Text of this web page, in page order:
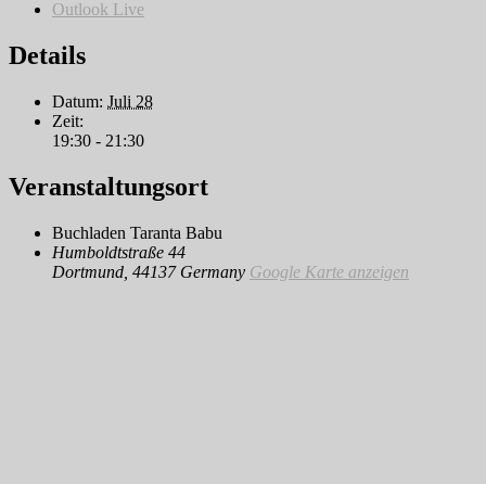
Outlook Live
Details
Datum: Juli 28
Zeit:
19:30 - 21:30
Veranstaltungsort
Buchladen Taranta Babu
Humboldtstraße 44
Dortmund 44137 Germany Google Karte anzeigen